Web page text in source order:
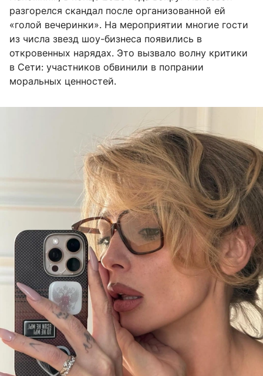
разгорелся скандал после организованной ей
«голой вечеринки». На мероприятии многие гости
из числа звезд шоу-бизнеса появились в
откровенных нарядах. Это вызвало волну критики
в Сети: участников обвинили в попрании
моральных ценностей.